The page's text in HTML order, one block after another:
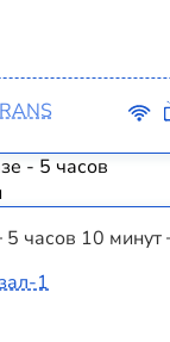
- 5 часов
5 часов 10 минут
1